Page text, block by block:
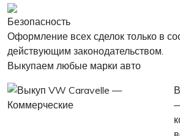
Безопасность
Оформление всех сделок только в
действующим законодательством.
Выкупаем любые марки авто